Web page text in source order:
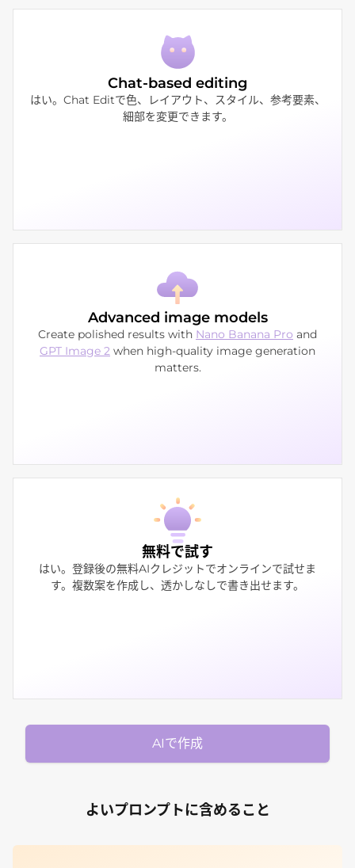
Chat-based editing
はい。Chat Editで色、レイアウト、スタイル、参考要素、
細部を変更できます。
Advanced image models
Create polished results with Nano Banana Pro and
GPT Image 2 when high-quality image generation
matters.
無料で試す
はい。登録後の無料AIクレジットでオンラインで試せま
す。複数案を作成し、透かしなしで書き出せます。
AIで作成
よいプロンプトに含めること